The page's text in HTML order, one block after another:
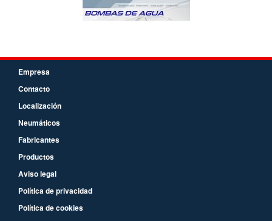
Empresa
Contacto
Localización
Neumáticos
Fabricantes
Productos
Aviso legal
Política de privacidad
Política de cookies